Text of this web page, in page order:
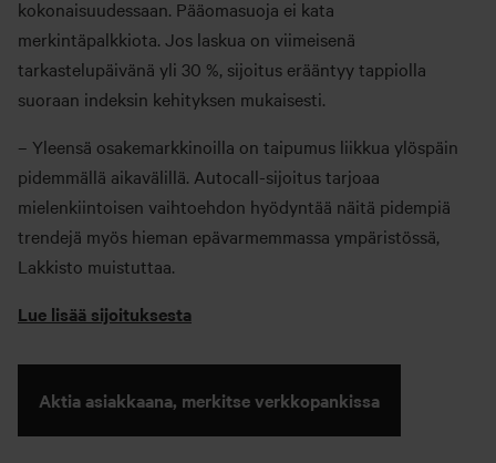
kokonaisuudessaan. Pääomasuoja ei kata
merkintäpalkkiota. Jos laskua on viimeisenä
tarkastelupäivänä yli 30 %, sijoitus erääntyy tappiolla
suoraan indeksin kehityksen mukaisesti.
– Yleensä osakemarkkinoilla on taipumus liikkua ylöspäin
pidemmällä aikavälillä. Autocall-sijoitus tarjoaa
mielenkiintoisen vaihtoehdon hyödyntää näitä pidempiä
trendejä myös hieman epävarmemmassa ympäristössä,
Lakkisto muistuttaa.
Lue lisää sijoituksesta
Aktia asiakkaana, merkitse verkkopankissa